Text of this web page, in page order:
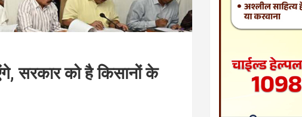
सरकार को है किसानों के